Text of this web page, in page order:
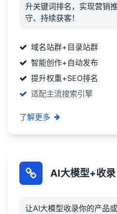
升关键词排名，实现营销
守、持续获客！
域名站群+目录站群
智能创作+自动发布
提升权重+SEO排名
适配主流搜索引擎
了解更多
AI大模型+收录
让AI大模型收录你的产品